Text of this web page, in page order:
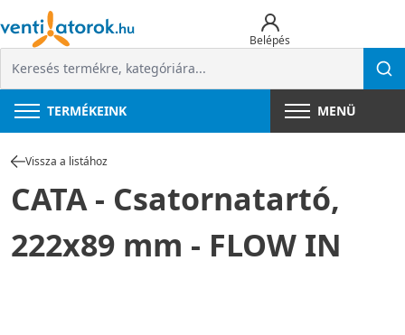
Belépés
TERMÉKEINK MENÜ
Vissza a listához
CATA - Csatornatartó,
222x89 mm - FLOW IN